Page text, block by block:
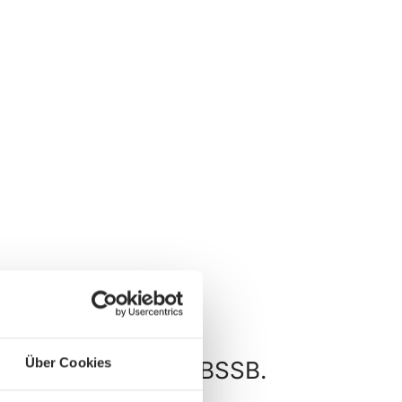
Über Cookies
Wettkämpfe im BSSB.